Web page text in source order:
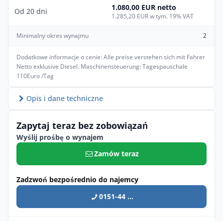
Od 20 dni 1.080,00 EUR netto
1.285,20 EUR w tym. 19% VAT
Minimalny okres wynajmu 2
Dodatkowe informacje o cenie: Alle preise verstehen sich mit Fahrer
Netto exklusive Diesel. Maschinensteuerung: Tagespauschale
110Euro /Tag
Opis i dane techniczne
Zapytaj teraz bez zobowiązań
Wyślij prośbę o wynajem
Zamów teraz
Zadzwoń bezpośrednio do najemcy
0151-44 ...